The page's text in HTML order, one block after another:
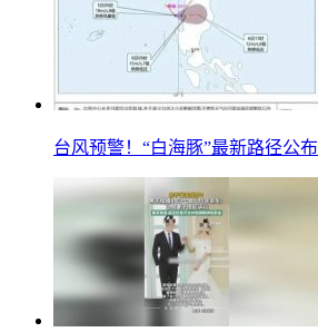
台风预警！“白海豚”最新路径公布